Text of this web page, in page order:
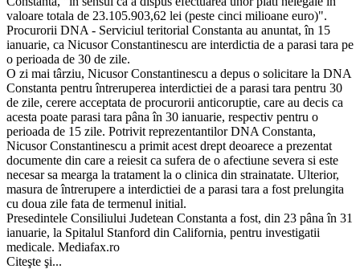
valoare totala de 23.105.903,62 lei (peste cinci milioane euro)".
Procurorii DNA - Serviciul teritorial Constanta au anuntat, în 15
ianuarie, ca Nicusor Constantinescu are interdictia de a parasi tara pe
o perioada de 30 de zile.
O zi mai târziu, Nicusor Constantinescu a depus o solicitare la DNA
Constanta pentru întreruperea interdictiei de a parasi tara pentru 30
de zile, cerere acceptata de procurorii anticoruptie, care au decis ca
acesta poate parasi tara pâna în 30 ianuarie, respectiv pentru o
perioada de 15 zile. Potrivit reprezentantilor DNA Constanta,
Nicusor Constantinescu a primit acest drept deoarece a prezentat
documente din care a reiesit ca sufera de o afectiune severa si este
necesar sa mearga la tratament la o clinica din strainatate. Ulterior,
masura de întrerupere a interdictiei de a parasi tara a fost prelungita
cu doua zile fata de termenul initial.
Presedintele Consiliului Judetean Constanta a fost, din 23 pâna în 31
ianuarie, la Spitalul Stanford din California, pentru investigatii
medicale. Mediafax.ro
Citeşte şi...